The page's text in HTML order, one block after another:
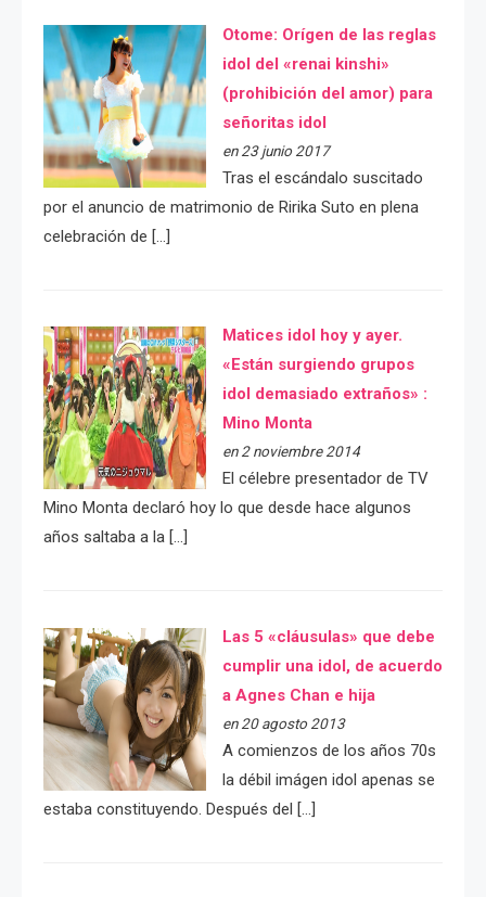
Otome: Orígen de las reglas
idol del «renai kinshi»
(prohibición del amor) para
señoritas idol
en 23 junio 2017
Tras el escándalo suscitado
por el anuncio de matrimonio de Ririka Suto en plena
celebración de […]
Matices idol hoy y ayer.
«Están surgiendo grupos
idol demasiado extraños» :
Mino Monta
en 2 noviembre 2014
El célebre presentador de TV
Mino Monta declaró hoy lo que desde hace algunos
años saltaba a la […]
Las 5 «cláusulas» que debe
cumplir una idol, de acuerdo
a Agnes Chan e hija
en 20 agosto 2013
A comienzos de los años 70s
la débil imágen idol apenas se
estaba constituyendo. Después del […]